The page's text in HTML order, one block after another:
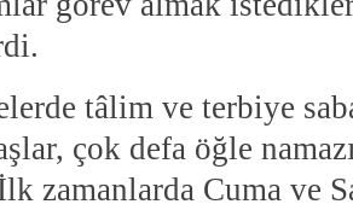
tâlim ve terbiye
çok defa öğle
zamanlarda Cuma ve